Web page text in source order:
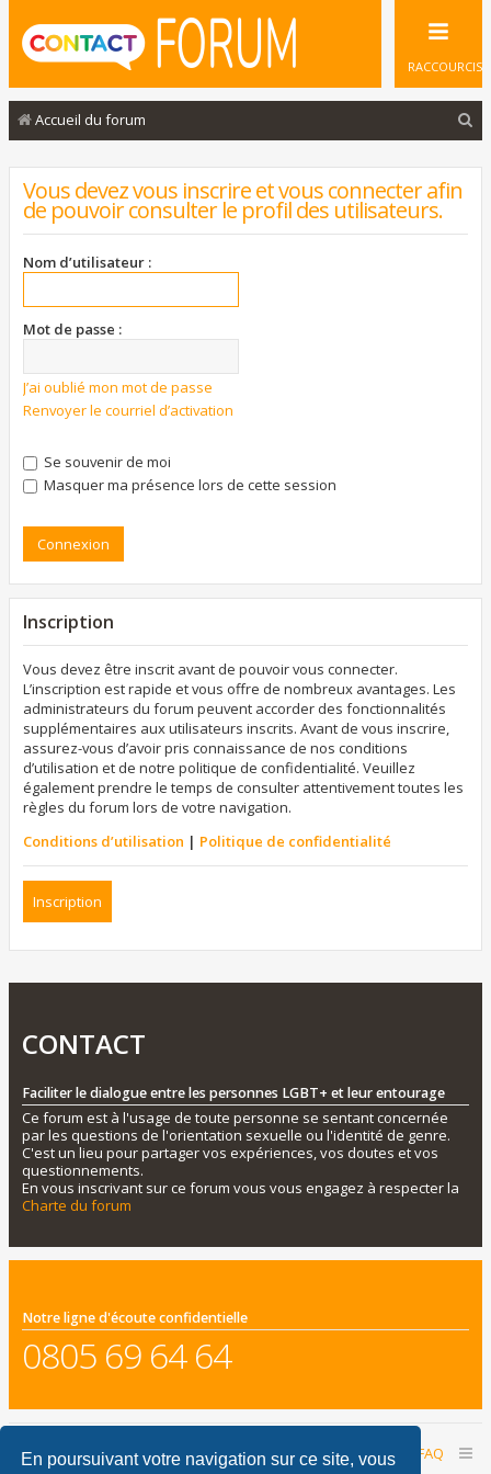
En poursuivant votre navigation sur ce site, vous
RACCOURCIS
Accueil du forum
Vous devez vous inscrire et vous connecter afin
de pouvoir consulter le profil des utilisateurs.
Nom d’utilisateur :
Mot de passe :
J’ai oublié mon mot de passe
Renvoyer le courriel d’activation
Se souvenir de moi
Masquer ma présence lors de cette session
Inscription
Vous devez être inscrit avant de pouvoir vous connecter.
L’inscription est rapide et vous offre de nombreux avantages. Les
administrateurs du forum peuvent accorder des fonctionnalités
supplémentaires aux utilisateurs inscrits. Avant de vous inscrire,
assurez-vous d’avoir pris connaissance de nos conditions
d’utilisation et de notre politique de confidentialité. Veuillez
également prendre le temps de consulter attentivement toutes les
règles du forum lors de votre navigation.
Conditions d’utilisation | Politique de confidentialité
Inscription
CONTACT
Faciliter le dialogue entre les personnes LGBT+ et leur entourage
Ce forum est à l'usage de toute personne se sentant concernée
par les questions de l'orientation sexuelle ou l'identité de genre.
C'est un lieu pour partager vos expériences, vos doutes et vos
questionnements.
En vous inscrivant sur ce forum vous vous engagez à respecter la
Charte du forum
Notre ligne d'écoute confidentielle
0805 69 64 64
Accueil du forum FAQ
Nous contacter